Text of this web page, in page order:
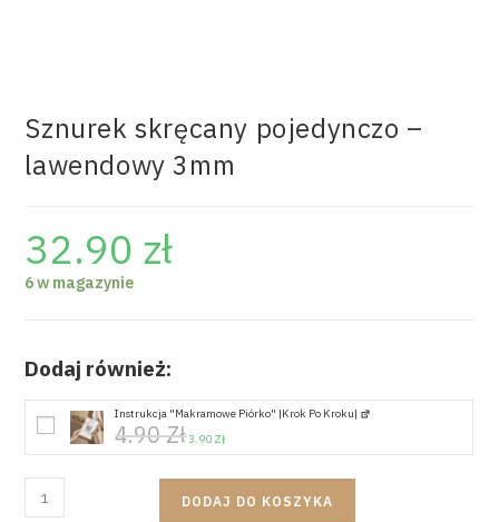
Sznurek skręcany pojedynczo –
lawendowy 3mm
32.90 zł
6 w magazynie
Dodaj również:
Instrukcja "Makramowe Piórko" |krok Po Kroku|
4.90Zł3.90 Zł
DODAJ DO KOSZYKA